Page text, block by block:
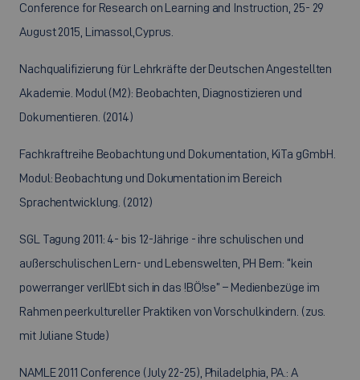
Conference for Research on Learning and Instruction, 25- 29
August 2015, Limassol,Cyprus.
Nachqualifizierung für Lehrkräfte der Deutschen Angestellten
Akademie. Modul (M2): Beobachten, Diagnostizieren und
Dokumentieren. (2014)
Fachkraftreihe Beobachtung und Dokumentation, KiTa gGmbH.
Modul: Beobachtung und Dokumentation im Bereich
Sprachentwicklung. (2012)
SGL Tagung 2011: 4- bis 12-Jährige - ihre schulischen und
außerschulischen Lern- und Lebenswelten, PH Bern: “kein
powerranger verlIEbt sich in das !BÖ!se” – Medienbezüge im
Rahmen peerkultureller Praktiken von Vorschulkindern. (zus.
mit Juliane Stude)
NAMLE 2011 Conference (July 22-25), Philadelphia, PA.: A